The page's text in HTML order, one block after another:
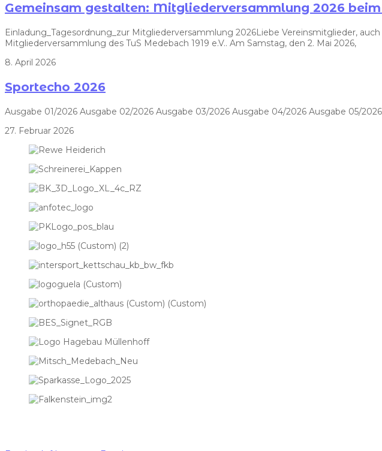
Gemeinsam gestalten: Mitgliederversammlung 2026
Einladung_Tagesordnung_zur Mitgliederversammlung 2026Liebe Vereinsmitglieder,
Mitgliederversammlung des TuS Medebach 1919 e.V.. Am Samstag, den 2. Mai 2026,
8. April 2026
Sportecho 2026
Ausgabe 01/2026 Ausgabe 02/2026 Ausgabe 03/2026 Ausgabe 04/2026 Ausgabe 05/
27. Februar 2026